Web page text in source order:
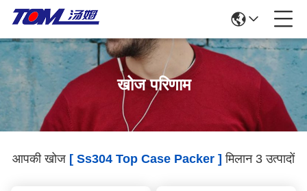
खोज परिणाम
आपकी खोज [ Ss304 Top Case Packer ] मिलान 3 उत्पादों